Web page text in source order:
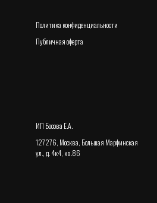
Политика конфиденциальности
Публичная оферта
ИП Босова Е.А.
127276, Москва, Большая Марфинская
ул., д. 4к4, кв.86